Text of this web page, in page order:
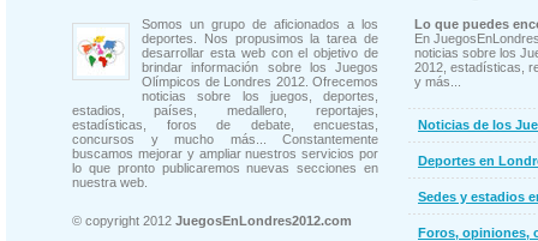
Somos un grupo de aficionados a los
deportes. Nos propusimos la tarea de
desarrollar esta web con el objetivo de
brindar información sobre los Juegos
Olímpicos de Londres 2012. Ofrecemos
noticias sobre los juegos, deportes,
estadios, países, medallero, reportajes,
estadísticas, foros de debate, encuestas,
concursos y mucho más... Constantemente
buscamos mejorar y ampliar nuestros servicios por
lo que pronto publicaremos nuevas secciones en
nuestra web.
© copyright 2012 JuegosEnLondres2012.com
Lo que puedes
En
noticias sobre los
2012, estadísticas,
y más...
Noticias de los
Deportes en
Sedes y estadios
Foros, opiniones,